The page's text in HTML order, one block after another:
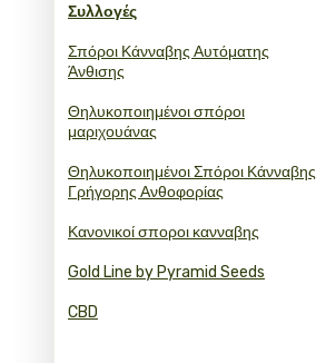
Συλλογές
Σπόροι Κάνναβης Αυτόματης
Άνθισης
Θηλυκοποιημένοι σπόροι
μαριχουάνας
Θηλυκοποιημένοι Σπόροι Κάνναβης
Γρήγορης Ανθοφορίας
Κανονικοί σποροι κανναβης
Gold Line by Pyramid Seeds
CBD